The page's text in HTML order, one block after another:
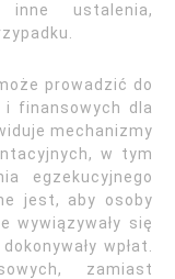
ustalenia,
prowadzić do
i finansowych dla
mechanizmy
w tym
egzekucyjnego
jest, aby osoby
wywiązywały się
wpłat.
zamiast